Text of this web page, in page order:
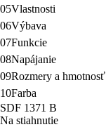
05Vlastnosti
06Výbava
07Funkcie
08Napájanie
09Rozmery a hmotnosť
10Farba
SDF 1371 B
Na stiahnutie